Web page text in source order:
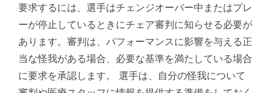
要求するには、選手はチェンジオーバー中またはプレ
ーが停止しているときにチェア審判に知らせる必要が
あります。審判は、パフォーマンスに影響を与える正
当な怪我がある場合、必要な基準を満たしている場合
に要求を承認します。 選手は、自分の怪我について